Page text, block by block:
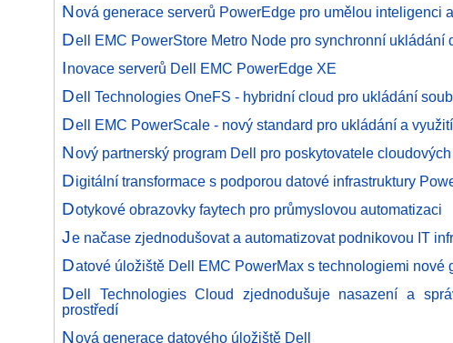
Nová generace serverů PowerEdge pro umělou inteligenci
Dell EMC PowerStore Metro Node pro synchronní ukládání
Inovace serverů Dell EMC PowerEdge XE
Dell Technologies OneFS - hybridní cloud pro ukládání
Dell EMC PowerScale - nový standard pro ukládání a
Nový partnerský program Dell pro poskytovatele
Digitální transformace s podporou datové infrastruktury
Dotykové obrazovky faytech pro průmyslovou automatizaci
Je načase zjednodušovat a automatizovat podnikovou IT
Datové úložiště Dell EMC PowerMax s technologiemi nové
Dell Technologies Cloud zjednodušuje nasazení a
prostředí
Nová generace datového úložiště Dell